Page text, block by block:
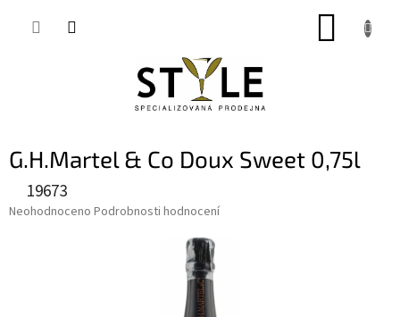
G.H.Martel & Co Doux Sweet 0,75l
19673
Průměrné
Neohodnoceno Podrobnosti hodnocení